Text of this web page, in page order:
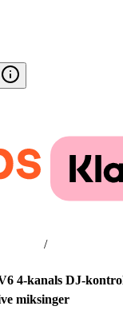
/
4-kanals DJ-
miksinger